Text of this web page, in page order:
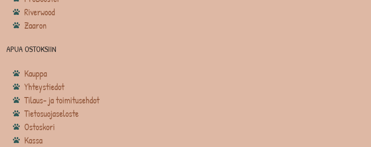
Riverwood
Zaaron
APUA OSTOKSIIN
Kauppa
Yhteystiedot
Tilaus- ja toimitusehdot
Tietosuojaseloste
Ostoskori
Kassa